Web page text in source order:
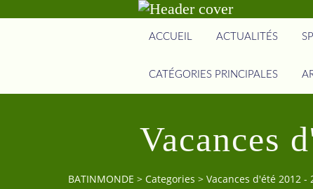
ACCUEIL ACTUALITÉS
CATÉGORIES PRINCIPALES
Vacances
BATINMONDE > Categories > Vacances d'été 2012 -